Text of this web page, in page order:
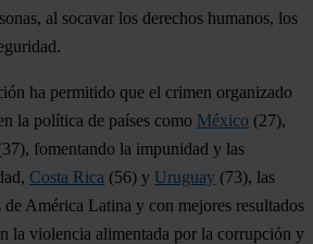
al socavar los derechos humanos, los
ha permitido que el crimen organizado
la política de países como México (27),
fomentando la impunidad y las
Costa Rica (56) y Uruguay (73), las
de América Latina y con mejores resultados
la violencia alimentada por la corrupción y